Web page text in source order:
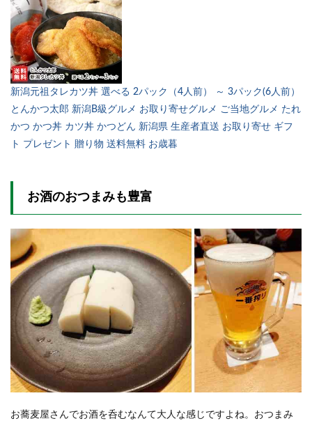
新潟元祖タレカツ丼 選べる 2パック（4人前） ～ 3パック(6人前）
とんかつ太郎 新潟B級グルメ お取り寄せグルメ ご当地グルメ たれ
かつ かつ丼 カツ丼 かつどん 新潟県 生産者直送 お取り寄せ ギフ
ト プレゼント 贈り物 送料無料 お歳暮
お酒のおつまみも豊富
お蕎麦屋さんでお酒を呑むなんて大人な感じですよね。おつまみ